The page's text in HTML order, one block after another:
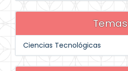
Temas
Ciencias Tecnológicas